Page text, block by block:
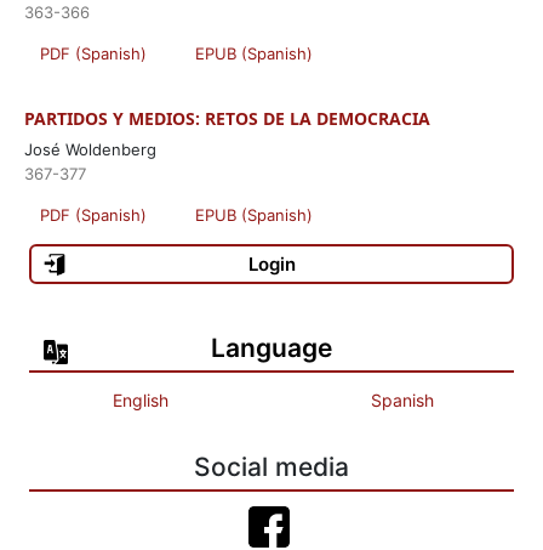
363-366
PDF (Spanish) EPUB (Spanish)
PARTIDOS Y MEDIOS: RETOS DE LA DEMOCRACIA
José Woldenberg
367-377
PDF (Spanish) EPUB (Spanish)
Login
Language
English Spanish
Social media